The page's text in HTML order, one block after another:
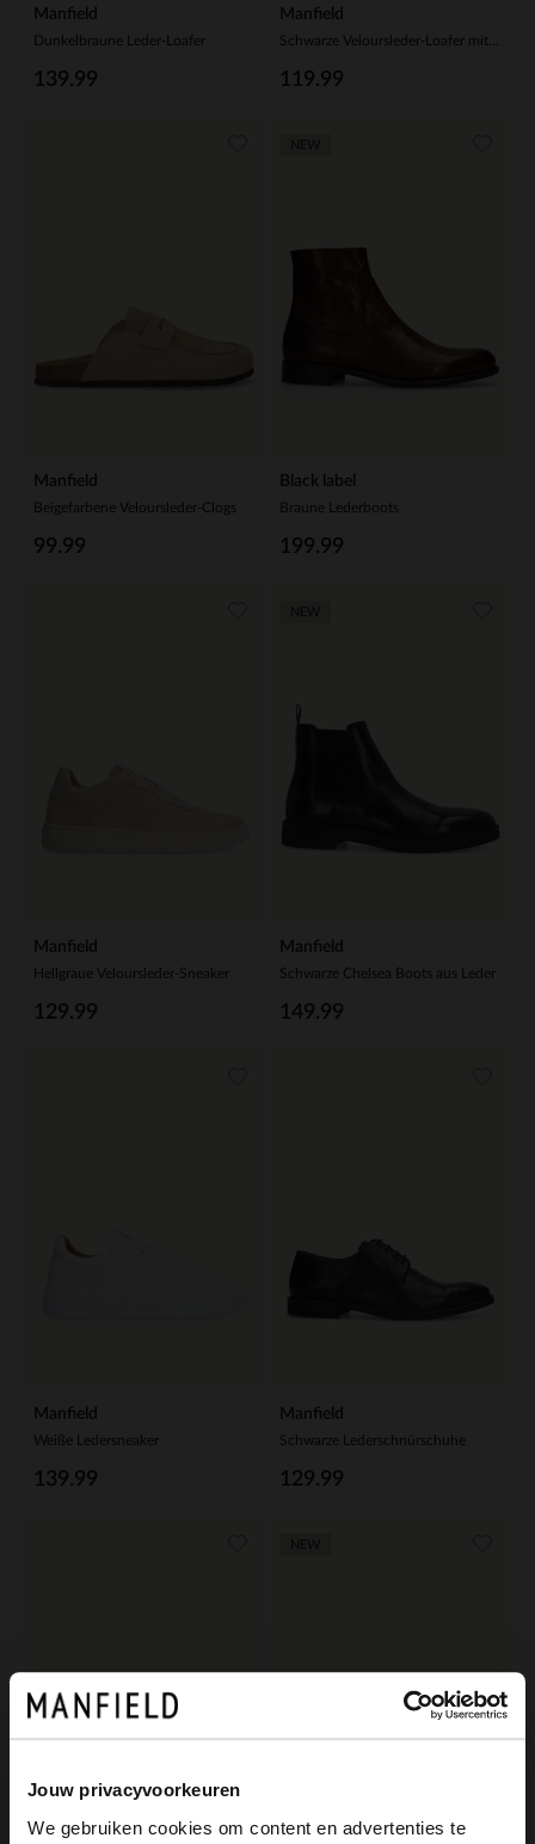
Jouw privacyvoorkeuren
We gebruiken cookies om content en advertenties te
Manfield
Dunkelbraune Leder-Loafer
139.99
Manfield
119.99
Manfield
Beigefarbene Veloursleder-Clogs
99.99
Black label
Braune Lederboots
199.99
Manfield
Hellgraue Veloursleder-Sneaker
129.99
Manfield
Schwarze Chelsea Boots aus Leder
149.99
Manfield
Weiße Ledersneaker
139.99
Manfield
Schwarze Lederschnürschuhe
129.99